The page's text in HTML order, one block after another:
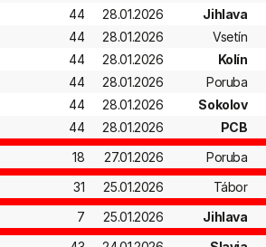
44 28.01.2026 Jihlava
44
28.01.2026 Vsetín
44
28.01.2026 Kolín
44
28.01.2026 Poruba
44
28.01.2026 Sokolov
44
28.01.2026 PCB
18
27.01.2026 Poruba
31
25.01.2026 Tábor
7
25.01.2026 Jihlava